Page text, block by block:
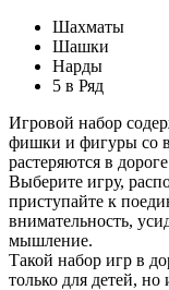
Шахматы
Шашки
Нарды
5 в Ряд
Игровой набор
фишки и фигуры со
растеряются в
Выберите игру,
приступайте к
внимательность,
мышление.
Такой набор игр в
только для детей,